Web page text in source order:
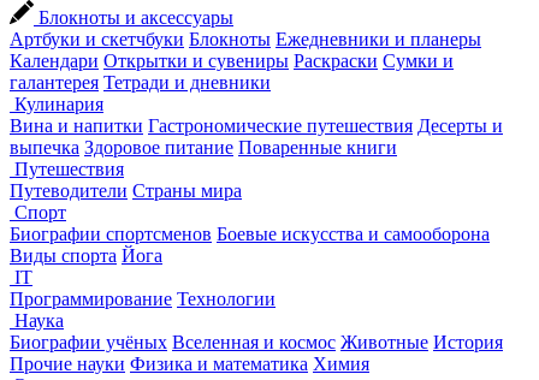
Блокноты и аксессуары
Артбуки и скетчбуки Блокноты Ежедневники и планеры
Календари Открытки и сувениры Раскраски Сумки и
галантерея Тетради и дневники
Кулинария
Вина и напитки Гастрономические путешествия Десерты и
выпечка Здоровое питание Поваренные книги
Путешествия
Путеводители Страны мира
Спорт
Биографии спортсменов Боевые искусства и самооборона
Виды спорта Йога
IT
Программирование Технологии
Наука
Биографии учёных Вселенная и космос Животные История
Прочие науки Физика и математика Химия